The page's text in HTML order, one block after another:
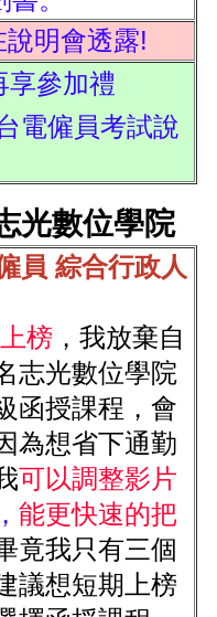
明會透露!
享參加禮
電僱員考試說
光數位學院
員 綜合行政人
榜 ，我放棄自
志光數位學院
函授課程，會
為想省下通勤
可以調整影片
， 能更快速的把
竟我只有三個
議想短期上榜